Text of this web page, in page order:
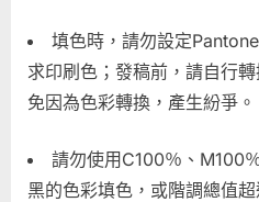
填色時，請勿設定
求印刷色；發稿前，請自行
免因為色彩轉換，產生紛爭。
請勿使用C100％、M100
黑的色彩填色，或階調總值